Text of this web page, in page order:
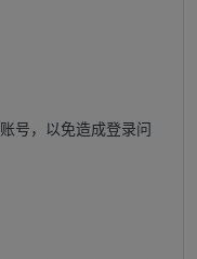
号，以免造成登录问